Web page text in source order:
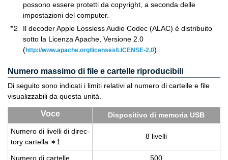
possono essere protetti da copyright, a seconda delle
impostazioni del computer.
Il decoder Apple Lossless Audio Codec (ALAC) è distribuito
sotto la Licenza Apache, Versione 2.0
(http://www.apache.org/licenses/LICENSE-2.0).
Numero massimo di file e cartelle riproducibili
Di seguito sono indicati i limiti relativi al numero di cartelle e file
visualizzabili da questa unità.
Voce
Di­spo­si­ti­vo di me­mo­ria USB
Nu­me­ro di li­vel­li di di­rec­
to­ry car­tel­la ∗1
8 li­vel­li
Nu­me­ro di car­tel­le 500